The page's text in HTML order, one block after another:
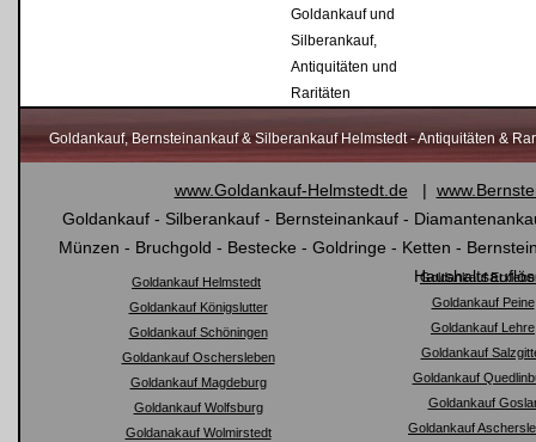
Goldankauf und
Silberankauf,
Antiquitäten und
Raritäten
Goldankauf, Bernsteinankauf & Silberankauf Helmstedt - Antiquitäten &
www.Goldankauf-Helmstedt.de |
Goldankauf - Silberankauf - Bernsteinankauf -
Münzen - Bruchgold - Bestecke - Goldringe - Ketten -
Goldankauf Helmstedt
Goldankauf Königslutter
Goldankauf Schöningen
Goldankauf Oschersleben
Goldankauf Magdeburg
Goldankauf Wolfsburg
Goldanakauf Wolmirstedt
Goldankauf
Goldankauf Peine
Goldankauf Lehre
Goldankauf
Goldankauf
Goldankauf
Goldankauf